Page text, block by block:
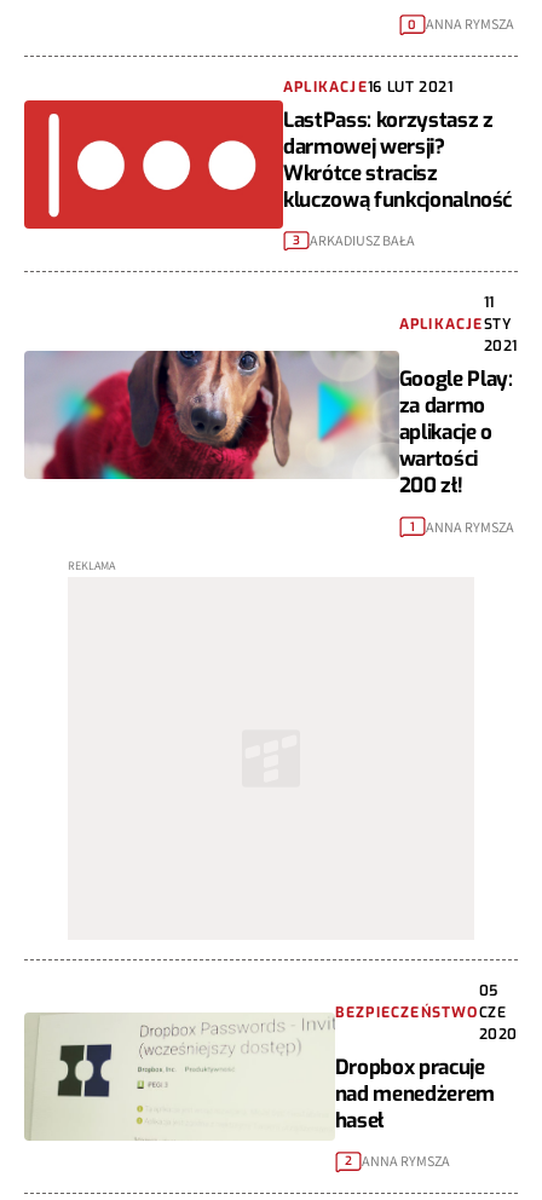
0 ANNA RYMSZA
APLIKACJE16 LUT 2021
LastPass: korzystasz z
darmowej wersji?
Wkrótce stracisz
kluczową funkcjonalność
3 ARKADIUSZ BAŁA
APLIKACJE
11
STY
2021
Google Play:
za darmo
aplikacje o
wartości
200 zł!
1 ANNA RYMSZA
BEZPIECZEŃSTWO
05
CZE
2020
Dropbox pracuje
nad menedżerem
haseł
2 ANNA RYMSZA